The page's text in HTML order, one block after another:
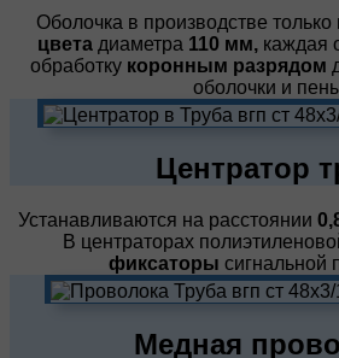
Оболочка в производстве только
цветадиаметра 110 мм,каждая
обработку коронным разрядом
оболочки и
Центратор
Устанавливаются на расстоянии
В центраторах
фиксаторы сигнальной
Медная